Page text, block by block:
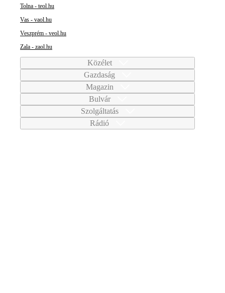
Tolna - teol.hu
Vas - vaol.hu
Veszprém - veol.hu
Zala - zaol.hu
Közélet
Gazdaság
Magazin
Bulvár
Szolgáltatás
Rádió